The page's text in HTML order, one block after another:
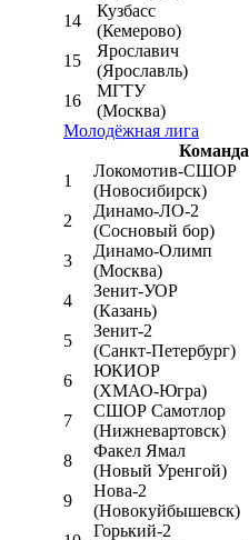
14
Кузбасс
(Кемерово)
15
Ярославич
(Ярославль)
16
МГТУ
(Москва)
Молодёжная лига
Команда
1
Локомотив-CШОР
(Новосибирск)
2
Динамо-ЛО-2
(Сосновый бор)
3
Динамо-Олимп
(Москва)
4
Зенит-УОР
(Казань)
5
Зенит-2
(Санкт-Петербург)
6
ЮКИОР
(ХМАО-Югра)
7
СШОР Самотлор
(Нижневартовск)
8
Факел Ямал
(Новый Уренгой)
9
Нова-2
(Новокуйбышевск)
Горький-2